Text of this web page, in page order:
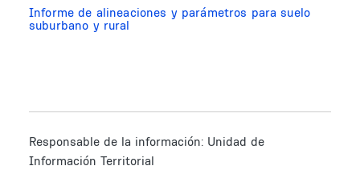
Informe de alineaciones y parámetros para suelo
suburbano y rural
Responsable de la información: Unidad de
Información Territorial